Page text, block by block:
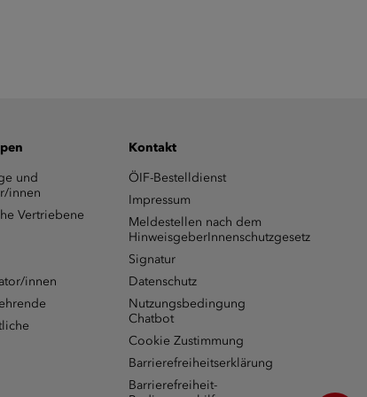
und
innen
Vertriebene
innen
Kontakt
ÖIF-Bestelldienst
Impressum
Meldestellen nach dem
HinweisgeberInnenschutzgesetz
Signatur
Datenschutz
Nutzungsbedingung
Chatbot
Cookie Zustimmung
Barrierefreiheitserklärung
Barrierefreiheit-